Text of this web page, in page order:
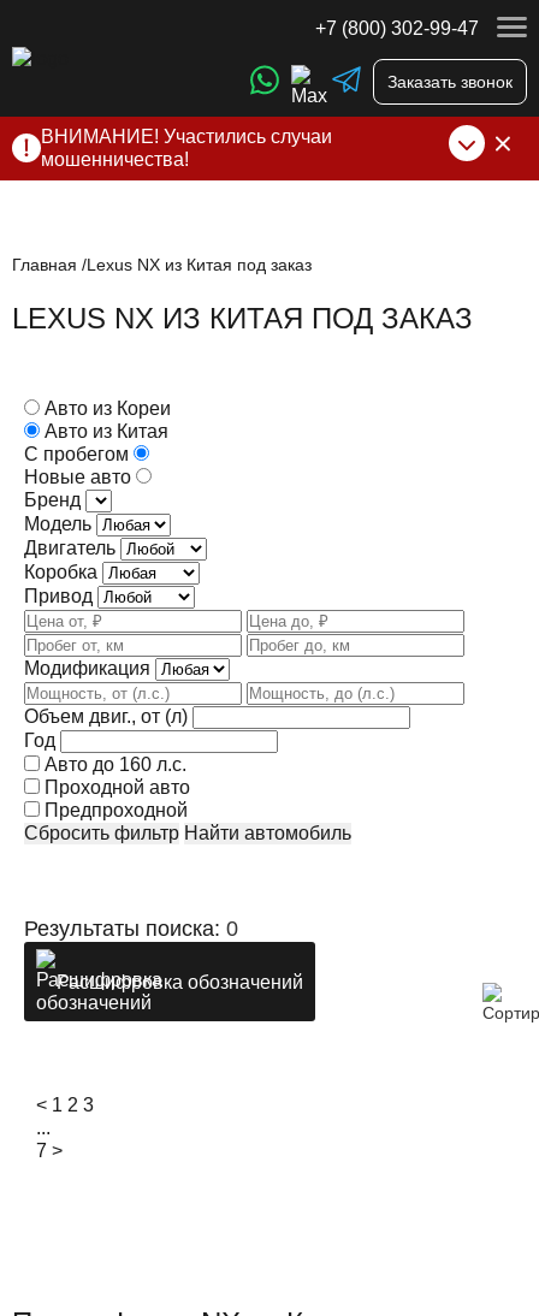
+7 (800) 302-99-47
Заказать звонок
ВНИМАНИЕ! Участились случаи
мошенничества!
нами по официальнымконтактам
Главная Lexus NX из Китая под заказ
LEXUS NX ИЗ КИТАЯ ПОД ЗАКАЗ
Авто из Кореи
Авто из Китая
С пробегом
Новые авто
Бренд
Модель
Двигатель
Коробка
Привод
Модификация
Объем двиг., от (л)
Год
Авто до 160 л.с.
Проходной авто
Предпроходной
Сбросить фильтр
Найти автомобиль
Результаты поиска: 0
Расшифровка обозначений
< 1 2 3
...
7 >